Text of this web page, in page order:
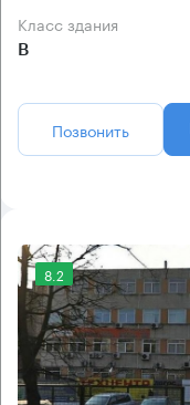
Класс здания
B
Позвонить
8.2